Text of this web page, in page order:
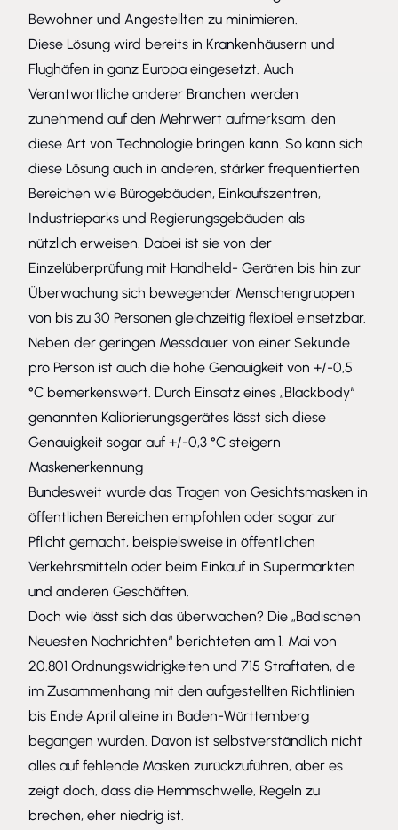
Bewohner und Angestellten zu minimieren.
Diese Lösung wird bereits in Krankenhäusern und
Flughäfen in ganz Europa eingesetzt. Auch
Verantwortliche anderer Branchen werden
zunehmend auf den Mehrwert aufmerksam, den
diese Art von Technologie bringen kann. So kann sich
diese Lösung auch in anderen, stärker frequentierten
Bereichen wie Bürogebäuden, Einkaufszentren,
Industrieparks und Regierungsgebäuden als
nützlich erweisen. Dabei ist sie von der
Einzelüberprüfung mit Handheld- Geräten bis hin zur
Überwachung sich bewegender Menschengruppen
von bis zu 30 Personen gleichzeitig flexibel einsetzbar.
Neben der geringen Messdauer von einer Sekunde
pro Person ist auch die hohe Genauigkeit von +/-0,5
°C bemerkenswert. Durch Einsatz eines „Blackbody“
genannten Kalibrierungsgerätes lässt sich diese
Genauigkeit sogar auf +/-0,3 °C steigern
Maskenerkennung
Bundesweit wurde das Tragen von Gesichtsmasken in
öffentlichen Bereichen empfohlen oder sogar zur
Pflicht gemacht, beispielsweise in öffentlichen
Verkehrsmitteln oder beim Einkauf in Supermärkten
und anderen Geschäften.
Doch wie lässt sich das überwachen? Die „Badischen
Neuesten Nachrichten“ berichteten am 1. Mai von
20.801 Ordnungswidrigkeiten und 715 Straftaten, die
im Zusammenhang mit den aufgestellten Richtlinien
bis Ende April alleine in Baden-Württemberg
begangen wurden. Davon ist selbstverständlich nicht
alles auf fehlende Masken zurückzuführen, aber es
zeigt doch, dass die Hemmschwelle, Regeln zu
brechen, eher niedrig ist.